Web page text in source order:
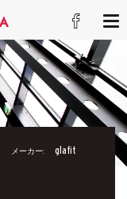
メーカー: glafit